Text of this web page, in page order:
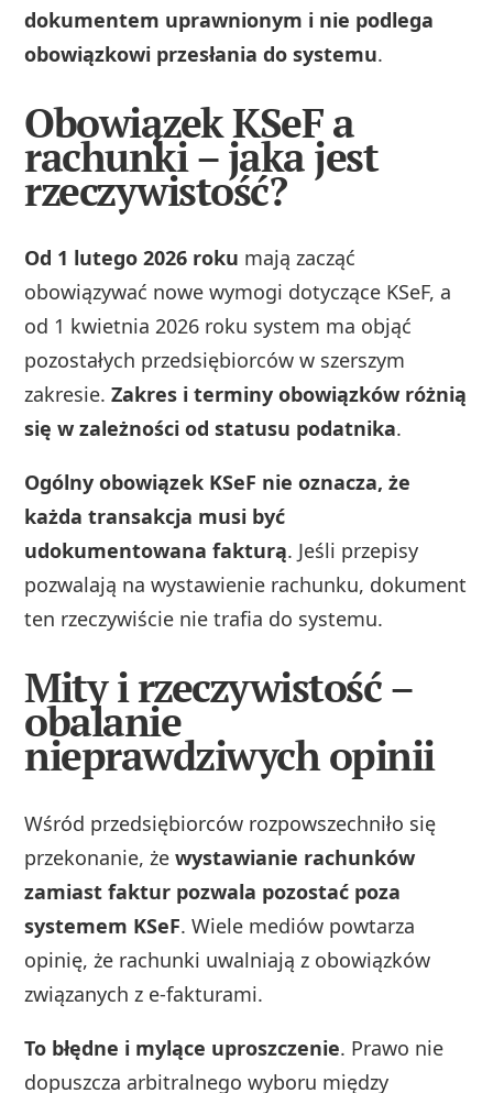
dokumentem uprawnionym i nie podlega
obowiązkowi przesłania do systemu.
Obowiązek KSeF a
rachunki – jaka jest
rzeczywistość?
Od 1 lutego 2026 roku mają zacząć
obowiązywać nowe wymogi dotyczące KSeF, a
od 1 kwietnia 2026 roku system ma objąć
pozostałych przedsiębiorców w szerszym
zakresie.Zakres i terminy obowiązków różnią
się w zależności od statusu podatnika.
Ogólny obowiązek KSeF nie oznacza, że
każda transakcja musi być
udokumentowana fakturą. Jeśli przepisy
pozwalają na wystawienie rachunku, dokument
ten rzeczywiście nie trafia do systemu.
Mity i rzeczywistość –
obalanie
nieprawdziwych opinii
Wśród przedsiębiorców rozpowszechniło się
przekonanie, żewystawianie rachunków
zamiast faktur pozwala pozostać poza
systemem KSeF. Wiele mediów powtarza
opinię, że rachunki uwalniają z obowiązków
związanych z e-fakturami.
To błędne i mylące uproszczenie. Prawo nie
dopuszcza arbitralnego wyboru między